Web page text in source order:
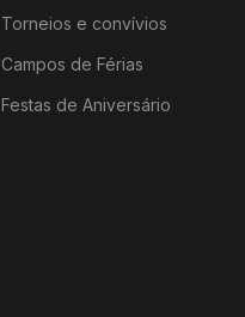
Torneios e convívios
Campos de Férias
Festas de Aniversário